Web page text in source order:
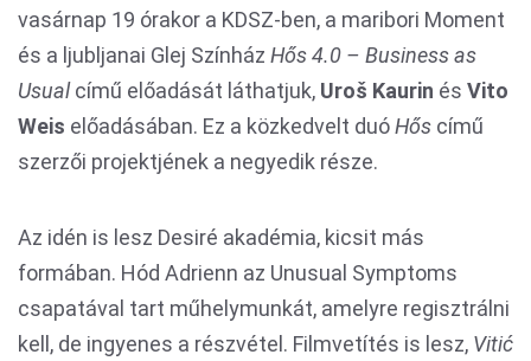
vasárnap 19 órakor a KDSZ-ben, a maribori Moment
és a ljubljanai Glej Színház Hős 4.0 – Business as
Usualcímű előadását láthatjuk, Uroš Kaurin és Vito
Weis előadásában. Ez a közkedvelt duóHős című
szerzői projektjének a negyedik része.
Az idén is lesz Desiré akadémia, kicsit más
formában. Hód Adrienn az Unusual Symptoms
csapatával tart műhelymunkát, amelyre regisztrálni
kell, de ingyenes a részvétel. Filmvetítés is lesz, Vitić